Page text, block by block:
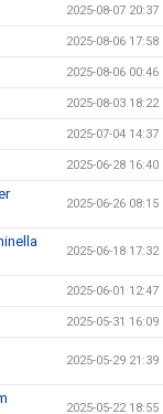
2025-08-07 20:37
2025-08-06 17:58
2025-08-06 00:46
2025-08-03 18:22
2025-07-04 14:37
2025-06-28 16:40
2025-06-26 08:15
2025-06-18 17:32
2025-06-01 12:47
2025-05-31 16:09
2025-05-29 21:39
2025-05-22 18:55